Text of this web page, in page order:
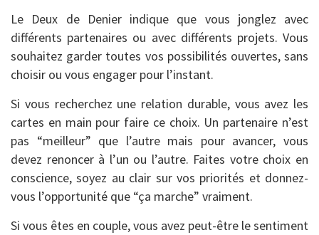
Le Deux de Denier indique que vous jonglez avec
différents partenaires ou avec différents projets. Vous
souhaitez garder toutes vos possibilités ouvertes, sans
choisir ou vous engager pour l’instant.
Si vous recherchez une relation durable, vous avez les
cartes en main pour faire ce choix. Un partenaire n’est
pas “meilleur” que l’autre mais pour avancer, vous
devez renoncer à l’un ou l’autre. Faites votre choix en
conscience, soyez au clair sur vos priorités et donnez-
vous l’opportunité que “ça marche” vraiment.
Si vous êtes en couple, vous avez peut-être le sentiment